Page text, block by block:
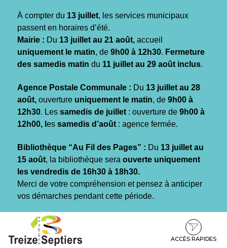
À compter du 13 juillet, les services municipaux
passent en horaires d’été.
Mairie : Du 13 juillet au 21 août, accueil
uniquement le matin, de 9h00 à 12h30. Fermeture
des samedis matin du 11 juillet au 29 août inclus.
Agence Postale Communale : Du 13 juillet au 28
août, ouverture uniquement le matin, de 9h00 à
12h30. Les samedis de juillet : ouverture de 9h00 à
12h00, l es samedis d’août : agence fermée.
Bibliothèque “Au Fil des Pages” : Du 13 juillet au
15 août, la bibliothèque sera ouverte uniquement
les vendredis de 16h30 à 18h30.
Merci de votre compréhension et pensez à anticiper
vos démarches pendant cette période.
contenu
pied
ACCÈS RAPIDES